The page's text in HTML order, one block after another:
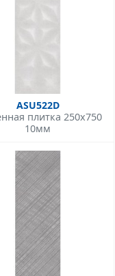
ASU522D
плитка 250x750
10мм